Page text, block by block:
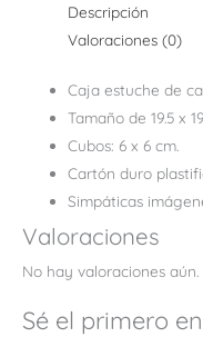
Descripción
Valoraciones (0)
Caja estuche de
Tamaño de 19.5 x
Cubos: 6 x 6 cm.
Cartón duro
Simpáticas
Valoraciones
No hay valoraciones aún.
Sé el primero